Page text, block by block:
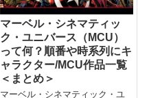
マーベル・シネマティッ
ク・ユニバース（MCU）
って何？順番や時系列にキ
ャラクター/MCU作品一覧
＜まとめ＞
マーベル・シネマティック・ユ